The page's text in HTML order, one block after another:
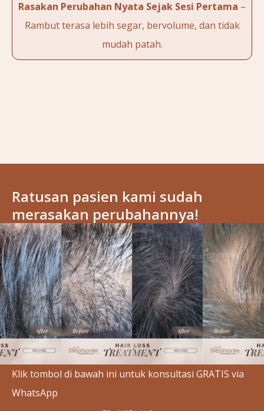
Rasakan Perubahan Nyata Sejak Sesi Pertama –
Rambut terasa lebih segar, bervolume, dan tidak
mudah patah.
Ratusan pasien kami sudah
merasakan perubahannya!
Slide 2 of 3.
Klik tombol di bawah ini untuk konsultasi GRATIS via
WhatsApp